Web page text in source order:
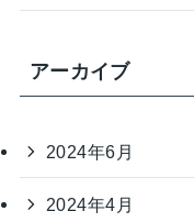
アーカイブ
2024年6月
2024年4月